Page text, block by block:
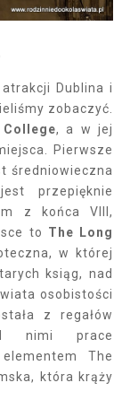
Dublina i
zobaczyć.
, a w jej
Pierwsze
średniowieczna
przepięknie
z końca VIII,
to The Long
w której
ksiąg, nad
osobistości
z regałów
nimi prace
The
która krąży